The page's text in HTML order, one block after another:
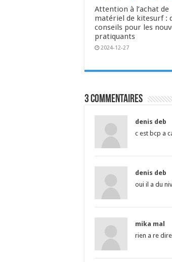
Attention à l’achat de
matériel de kitesurf :
conseils pour les
pratiquants
2024-12-27
3 commentaires
denis deb
c est bcp a
denis deb
oui il a du
mika mal
rien a re